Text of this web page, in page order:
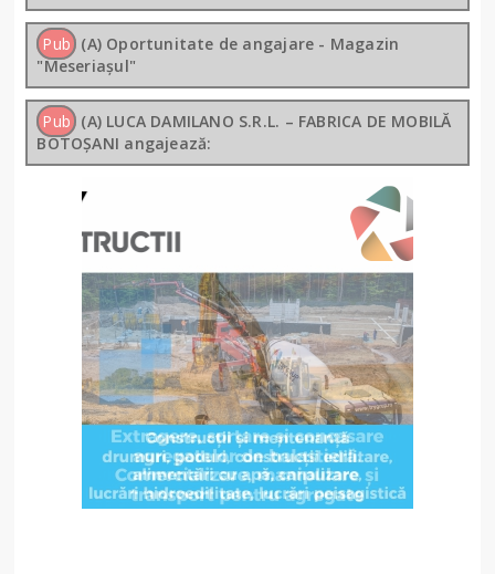
Pub (A) Oportunitate de angajare - Magazin
"Meseriașul"
Pub (A) LUCA DAMILANO S.R.L. – FABRICA DE MOBILĂ
BOTOȘANI angajează: